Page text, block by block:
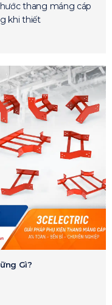
thang máng cáp
khi thiết
Gì?